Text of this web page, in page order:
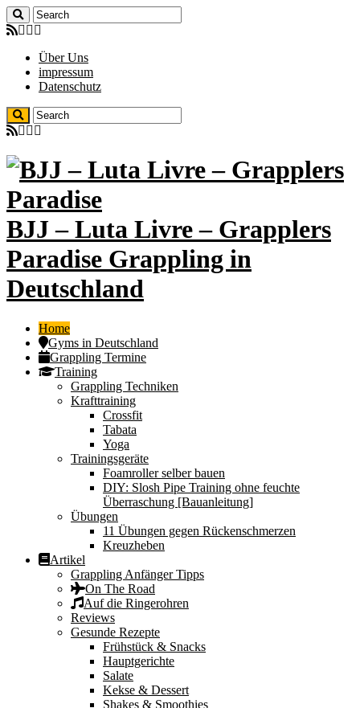
Über Uns
impressum
Datenschutz
BJJ – Luta Livre – Grapplers
Paradise Grappling in
Deutschland
Home
Gyms in Deutschland
Grappling Termine
Training
Grappling Techniken
Krafttraining
Crossfit
Tabata
Yoga
Trainingsgeräte
Foamroller selber bauen
DIY: Slosh Pipe Training ohne feuchte
Überraschung [Bauanleitung]
Übungen
11 Übungen gegen Rückenschmerzen
Kreuzheben
Artikel
Grappling Anfänger Tipps
On The Road
Auf die Ringerohren
Reviews
Gesunde Rezepte
Frühstück & Snacks
Hauptgerichte
Salate
Kekse & Dessert
Shakes & Smoothies